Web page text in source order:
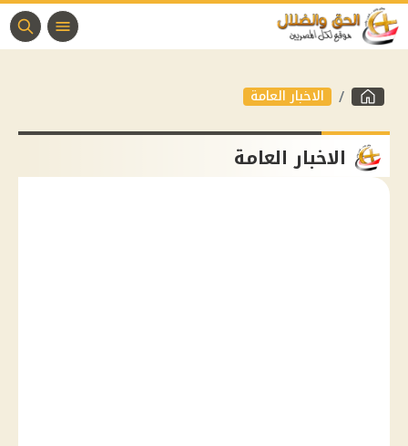
الاخبار العامة
الاخبار العامة